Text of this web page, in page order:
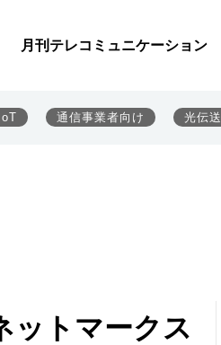
月刊テレコミュニケーション
IoT 通信事業者向け 光伝送
ットマークス